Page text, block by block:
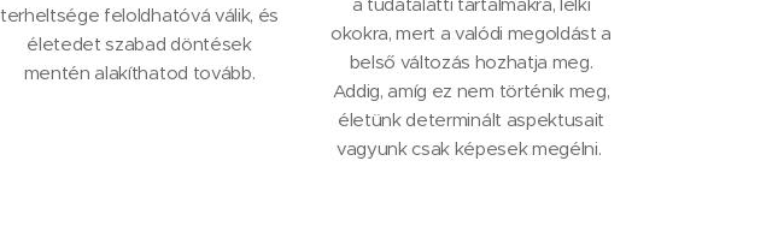
terheltsége feloldhatóvá válik, és
életedet szabad döntések
mentén alakíthatod tovább.
okokra, mert a valódi megoldást a
belső változás hozhatja meg.
Addig, amíg ez nem történik meg,
életünk determinált aspektusait
vagyunk csak képesek megélni.